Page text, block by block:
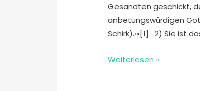
Gesandten geschickt,
anbetungswürdigen
Schirk).‹«[1] 2) Sie ist
Weiterlesen »